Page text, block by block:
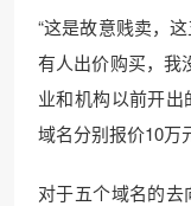
“这是故意贱卖，
有人出价购买，我
业和机构以前开
域名分别报价10万
对于五个域名的